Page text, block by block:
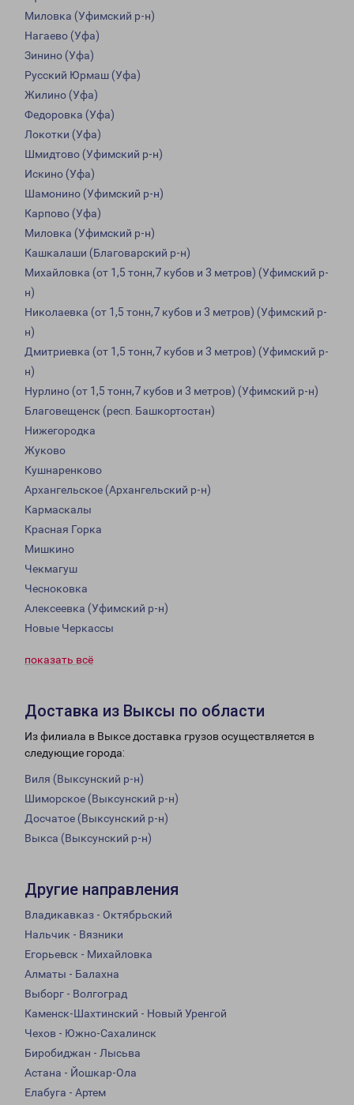
Миловка (Уфимский р-н)
Нагаево (Уфа)
Зинино (Уфа)
Русский Юрмаш (Уфа)
Жилино (Уфа)
Федоровка (Уфа)
Локотки (Уфа)
Шмидтово (Уфимский р-н)
Искино (Уфа)
Шамонино (Уфимский р-н)
Карпово (Уфа)
Миловка (Уфимский р-н)
Кашкалаши (Благоварский р-н)
Михайловка (от 1,5 тонн,7 кубов и 3 метров) (Уфимский р-
н)
Николаевка (от 1,5 тонн,7 кубов и 3 метров) (Уфимский р-
н)
Дмитриевка (от 1,5 тонн,7 кубов и 3 метров) (Уфимский р-
н)
Нурлино (от 1,5 тонн,7 кубов и 3 метров) (Уфимский р-н)
Благовещенск (респ. Башкортостан)
Нижегородка
Жуково
Кушнаренково
Архангельское (Архангельский р-н)
Кармаскалы
Красная Горка
Мишкино
Чекмагуш
Чесноковка
Алексеевка (Уфимский р-н)
Новые Черкассы
показать всё
Доставка из Выксы по области
Из филиала в Выксе доставка грузов осуществляется в
следующие города:
Виля (Выксунский р-н)
Шиморское (Выксунский р-н)
Досчатое (Выксунский р-н)
Выкса (Выксунский р-н)
Другие направления
Владикавказ - Октябрьский
Нальчик - Вязники
Егорьевск - Михайловка
Алматы - Балахна
Выборг - Волгоград
Каменск-Шахтинский - Новый Уренгой
Чехов - Южно-Сахалинск
Биробиджан - Лысьва
Астана - Йошкар-Ола
Елабуга - Артем